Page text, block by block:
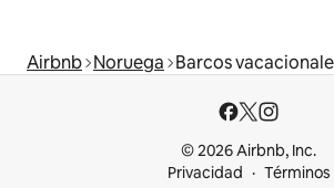
Airbnb Noruega Barcos
© 2026 Airbnb, Inc.
Privacidad
Términos